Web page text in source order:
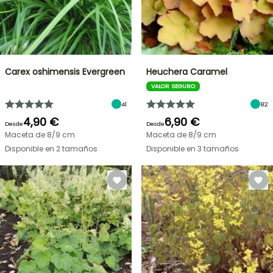
Carex oshimensis Evergreen
41
Desde4,90 €
Maceta de 8/9 cm
Disponible en 2 tamaños
Heuchera Caramel
VALOR SEGURO
82
Desde6,90 €
Maceta de 8/9 cm
Disponible en 3 tamaños